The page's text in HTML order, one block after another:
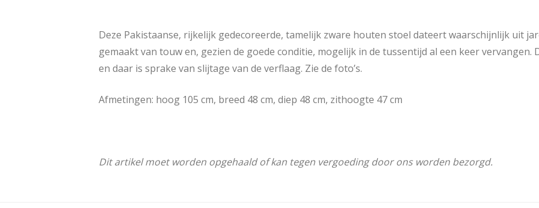
Deze Pakistaanse, rijkelijk gedecoreerde, tamelijk zware houten stoel dateert waarschijnlijk uit
gemaakt van touw en, gezien de goede conditie, mogelijk in de tussentijd al een keer
en daar is sprake van slijtage van de verflaag. Zie de foto’s.
Afmetingen: hoog 105 cm, breed 48 cm, diep 48 cm, zithoogte 47 cm
Dit artikel moet worden opgehaald of kan tegen vergoeding door ons worden bezorgd.